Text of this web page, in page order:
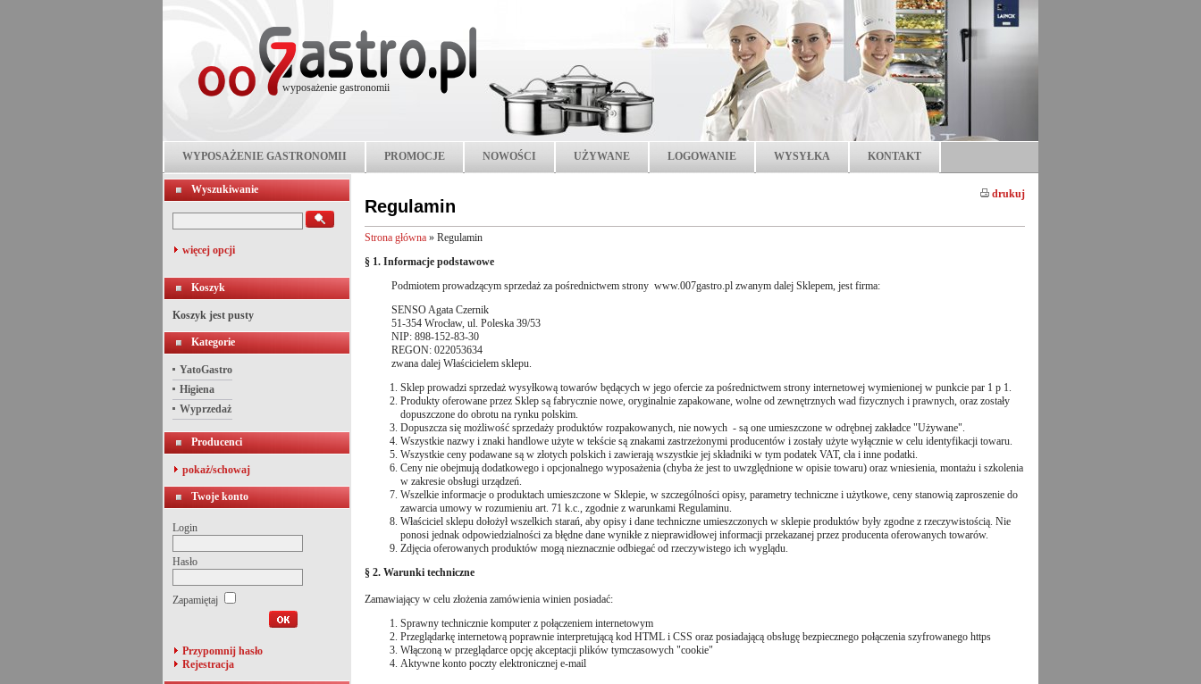
wyposażenie gastronomii
WYPOSAŻENIE GASTRONOMII PROMOCJE NOWOŚCI UŻYWANE LOGOWANIE WYSYŁKA KONTAKT
Wyszukiwanie
więcej opcji
Koszyk
Koszyk jest pusty
Kategorie
YatoGastro
Higiena
Wyprzedaż
Producenci
pokaż/schowaj
Twoje konto
Login
Hasło
Zapamiętaj
Przypomnij hasło
Rejestracja
drukuj
Regulamin
Strona główna » Regulamin
§ 1. Informacje podstawowe
Podmiotem prowadzącym sprzedaż za pośrednictwem strony www.007gastro.pl zwanym dalej Sklepem, jest firma:
SENSO Agata Czernik
51-354 Wrocław, ul. Poleska 39/53
NIP: 898-152-83-30
REGON: 022053634
zwana dalej Właścicielem sklepu.
Sklep prowadzi sprzedaż wysyłkową towarów będących w jego ofercie za pośrednictwem strony internetowej wymienionej w punkcie par 1 p 1.
Produkty oferowane przez Sklep są fabrycznie nowe, oryginalnie zapakowane, wolne od zewnętrznych wad fizycznych i prawnych, oraz zostały
dopuszczone do obrotu na rynku polskim.
Dopuszcza się możliwość sprzedaży produktów rozpakowanych, nie nowych - są one umieszczone w odrębnej zakładce "Używane".
Wszystkie nazwy i znaki handlowe użyte w tekście są znakami zastrzeżonymi producentów i zostały użyte wyłącznie w celu identyfikacji towaru.
Wszystkie ceny podawane są w złotych polskich i zawierają wszystkie jej składniki w tym podatek VAT, cła i inne podatki.
Ceny nie obejmują dodatkowego i opcjonalnego wyposażenia (chyba że jest to uwzględnione w opisie towaru) oraz wniesienia, montażu i szkolenia
w zakresie obsługi urządzeń.
Wszelkie informacje o produktach umieszczone w Sklepie, w szczególności opisy, parametry techniczne i użytkowe, ceny stanowią zaproszenie do
zawarcia umowy w rozumieniu art. 71 k.c., zgodnie z warunkami Regulaminu.
Właściciel sklepu dołożył wszelkich starań, aby opisy i dane techniczne umieszczonych w sklepie produktów były zgodne z rzeczywistością. Nie
ponosi jednak odpowiedzialności za błędne dane wynikłe z nieprawidłowej informacji przekazanej przez producenta oferowanych towarów.
Zdjęcia oferowanych produktów mogą nieznacznie odbiegać od rzeczywistego ich wyglądu.
§ 2. Warunki techniczne
Zamawiający w celu złożenia zamówienia winien posiadać:
Sprawny technicznie komputer z połączeniem internetowym
Przeglądarkę internetową poprawnie interpretującą kod HTML i CSS oraz posiadającą obsługę bezpiecznego połączenia szyfrowanego https
Włączoną w przeglądarce opcję akceptacji plików tymczasowych "cookie"
Aktywne konto poczty elektronicznej e-mail